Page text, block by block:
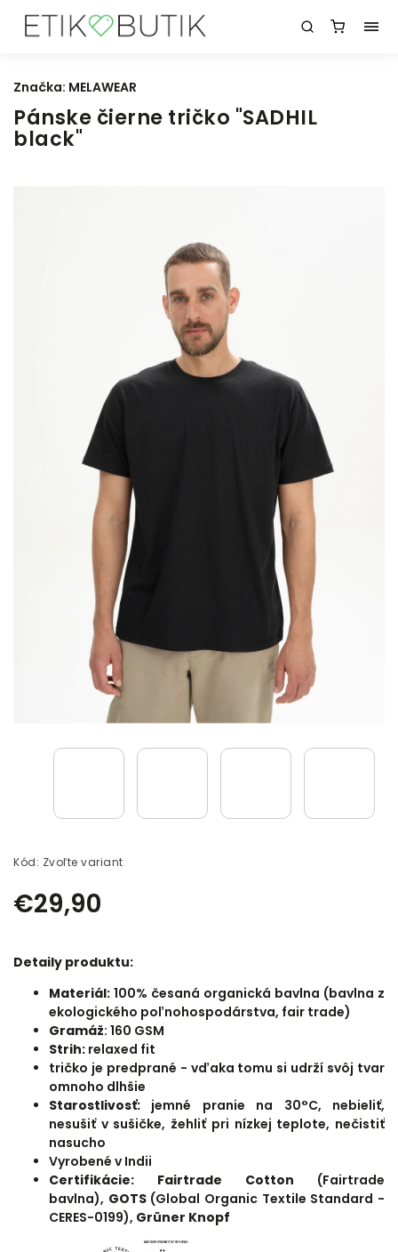
Pánske čierne tričko "SADHIL
black"
Kód: Zvoľte variant
€29,90
Detaily produktu:
Materiál: 100% česaná organická bavlna (bavlna z
ekologického poľnohospodárstva, fair trade)
Gramáž: 160 GSM
Strih: relaxed fit
tričko je predprané - vďaka tomu si udrží svôj tvar
omnoho dlhšie
Starostlivosť:
jemné pranie na 30°C, nebieliť,
nesušiť v sušičke, žehliť pri nízkej teplote, nečistiť
nasucho
Vyrobené v Indii
Certifikácie: Fairtrade Cotton (Fairtrade
bavlna), GOTS (Global Organic Textile Standard -
CERES-0199), Grüner Knopf
Značka: MELAWEAR